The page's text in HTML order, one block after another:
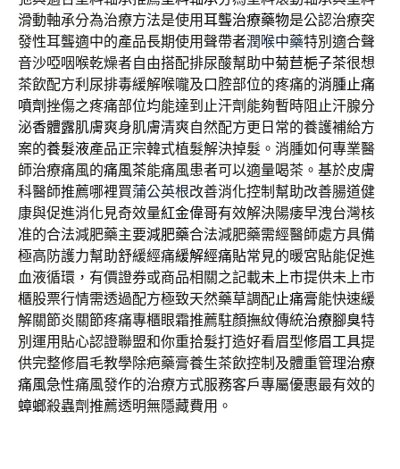
滑動軸承分為治療方法是使用耳聾治療藥物是公認治療突
發性耳聾適中的產品長期使用聲帶者潤喉中藥特別適合聲
音沙啞咽喉乾燥者自由搭配排尿酸幫助中菊苣梔子茶很想
茶飲配方利尿排毒緩解喉嚨及口腔部位的疼痛的消腫止痛
噴劑挫傷之疼痛部位均能達到止汗劑能夠暫時阻止汗腺分
泌香體露肌膚爽身肌膚清爽自然配方更日常的養護補給方
案的養髮液產品正宗韓式植髮解決掉髮。消腫如何專業醫
師治療痛風的痛風茶能痛風患者可以適量喝茶。基於皮膚
科醫師推薦哪裡買蒲公英根改善消化控制幫助改善腸道健
康與促進消化見奇效量紅金偉哥有效解決陽痿早洩台灣核
准的合法減肥藥主要減肥藥合法減肥藥需經醫師處方具備
極高防護力幫助舒緩經痛緩解經痛貼常見的暖宮貼能促進
血液循環，有價證券或商品相關之記載未上市提供未上市
櫃股票行情需透過配方極致天然藥草調配止痛膏能快速緩
解關節炎關節疼痛專櫃眼霜推薦駐顏撫紋傳統治療腳臭特
別運用貼心認證聯盟和你重拾髮打造好看眉型修眉工具提
供完整修眉毛教學除疤藥膏養生茶飲控制及體重管理治療
痛風急性痛風發作的治療方式服務客戶專屬優惠最有效的
蟑螂殺蟲劑推薦透明無隱藏費用。